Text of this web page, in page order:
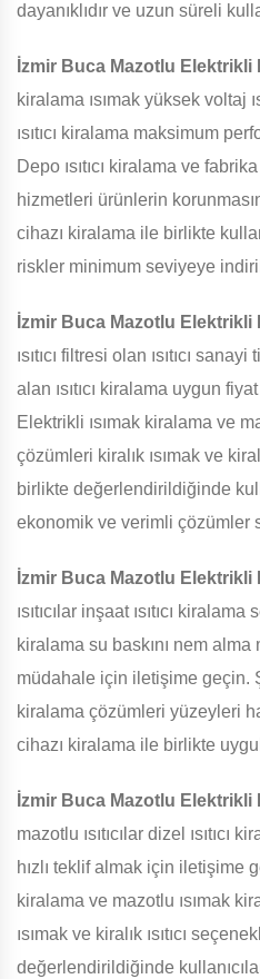
dayanıklıdır ve uzun süreli
İzmir Buca Mazotlu Elektrikli
kiralama ısımak yüksek voltaj
ısıtıcı kiralama maksimum
Depo ısıtıcı kiralama ve
hizmetleri ürünlerin
cihazı kiralama ile birlikte
riskler minimum seviyeye
İzmir Buca Mazotlu Elektrikli
ısıtıcı filtresi olan ısıtıcı
alan ısıtıcı kiralama uygun
Elektrikli ısımak kiralama ve
çözümleri kiralık ısımak ve
birlikte değerlendirildiğinde
ekonomik ve verimli çözümler
İzmir Buca Mazotlu Elektrikli
ısıtıcılar inşaat ısıtıcı
kiralama su baskını nem alma
müdahale için iletişime geçin.
kiralama çözümleri yüzeyleri
cihazı kiralama ile birlikte
İzmir Buca Mazotlu Elektrikli
mazotlu ısıtıcılar dizel ısıtıcı
hızlı teklif almak için iletişime
kiralama ve mazotlu ısımak
ısımak ve kiralık ısıtıcı
değerlendirildiğinde